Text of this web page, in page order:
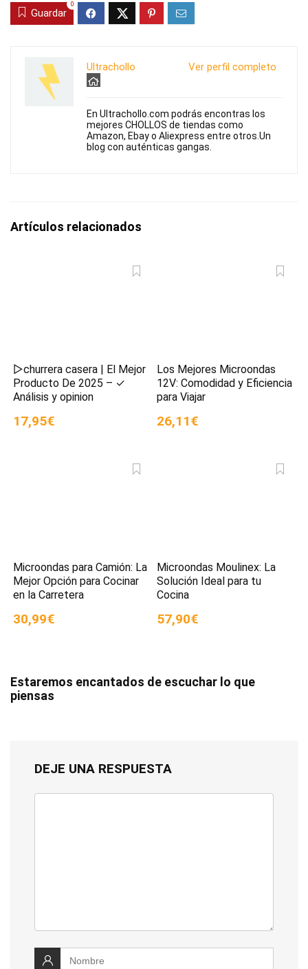
Guardar
0
Ver perfil completo
Ultrachollo
En Ultrachollo.com podrás encontras los
mejores CHOLLOS de tiendas como
Amazon, Ebay o Aliexpress entre otros.Un
blog con auténticas gangas.
Artículos relacionados
▷churrera casera | El Mejor
Producto De 2025 – ✓
Análisis y opinion
17,95€
Los Mejores Microondas
12V: Comodidad y Eficiencia
para Viajar
26,11€
Microondas para Camión: La
Mejor Opción para Cocinar
en la Carretera
30,99€
Microondas Moulinex: La
Solución Ideal para tu
Cocina
57,90€
Estaremos encantados de escuchar lo que
piensas
DEJE UNA RESPUESTA